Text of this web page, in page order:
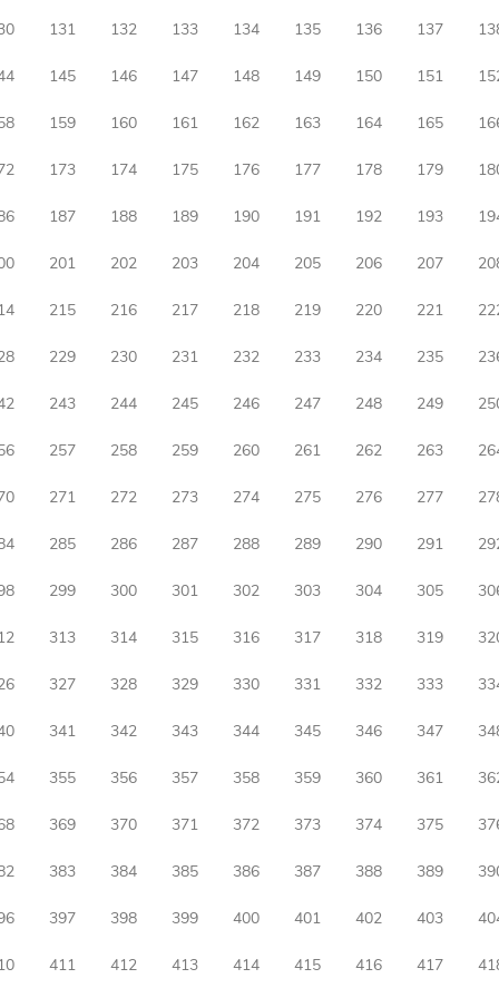
131 132 133 134 135 136 137
145 146 147 148 149 150 151
159 160 161 162 163 164 165
173 174 175 176 177 178 179
187 188 189 190 191 192 193
201 202 203 204 205 206 207
215 216 217 218 219 220 221
229 230 231 232 233 234 235
243 244 245 246 247 248 249
257 258 259 260 261 262 263
271 272 273 274 275 276 277
285 286 287 288 289 290 291
299 300 301 302 303 304 305
313 314 315 316 317 318 319
327 328 329 330 331 332 333
341 342 343 344 345 346 347
355 356 357 358 359 360 361
369 370 371 372 373 374 375
383 384 385 386 387 388 389
397 398 399 400 401 402 403
411 412 413 414 415 416 417